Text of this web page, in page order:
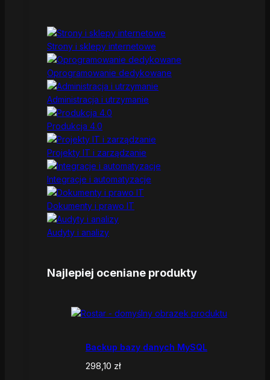
Strony i sklepy internetowe
Oprogramowanie dedykowane
Administracja i utrzymanie
Produkcja 4.0
Projekty IT i zarządzanie
Integracje i automatyzacje
Dokumenty i prawo IT
Audyty i analizy
Najlepiej oceniane produkty
Backup bazy danych MySQL
298,10 zł